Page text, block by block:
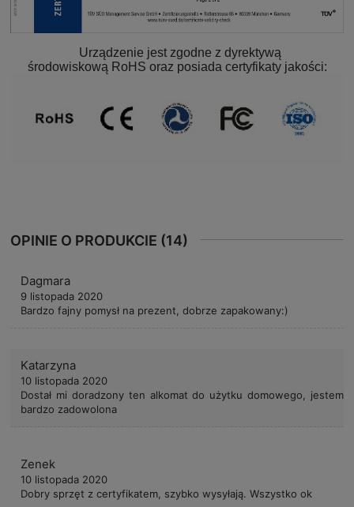
Urządzenie jest zgodne z dyrektywą
środowiskową RoHS oraz posiada certyfikaty jakości:
OPINIE O PRODUKCIE (14)
Dagmara
9 listopada 2020
Bardzo fajny pomysł na prezent, dobrze zapakowany:)
Katarzyna
10 listopada 2020
Dostał mi doradzony ten alkomat do użytku domowego, jestem
bardzo zadowolona
Zenek
10 listopada 2020
Dobry sprzęt z certyfikatem, szybko wysyłają. Wszystko ok